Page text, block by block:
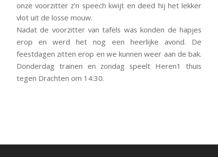
onze voorzitter z’n speech kwijt en deed hij het lekker
vlot uit de losse mouw.
Nadat de voorzitter van tafels was konden de hapjes
erop en werd het nog een heerlijke avond. De
feestdagen zitten erop en we kunnen weer aan de bak.
Donderdag trainen en zondag speelt Heren1 thuis
tegen Drachten om 14:30.